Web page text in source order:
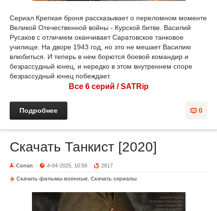
Сериал Крепкая броня рассказывает о переломном моменте
Великой Отечественной войны - Курской битве. Василий
Русаков с отличием оканчивает Саратовское танковое
училище. На дворе 1943 год, но это не мешает Василию
влюбиться. И теперь в нем борются боевой командир и
безрассудный юнец, и нередко в этом внутреннем споре
безрассудный юнец побеждает.
Все 6 серий / SATRip
0
Подробнее
Скачать Танкист [2020]
Conan 4-04-2025, 10:58 2617
Скачать фильмы военные Скачать сериалы